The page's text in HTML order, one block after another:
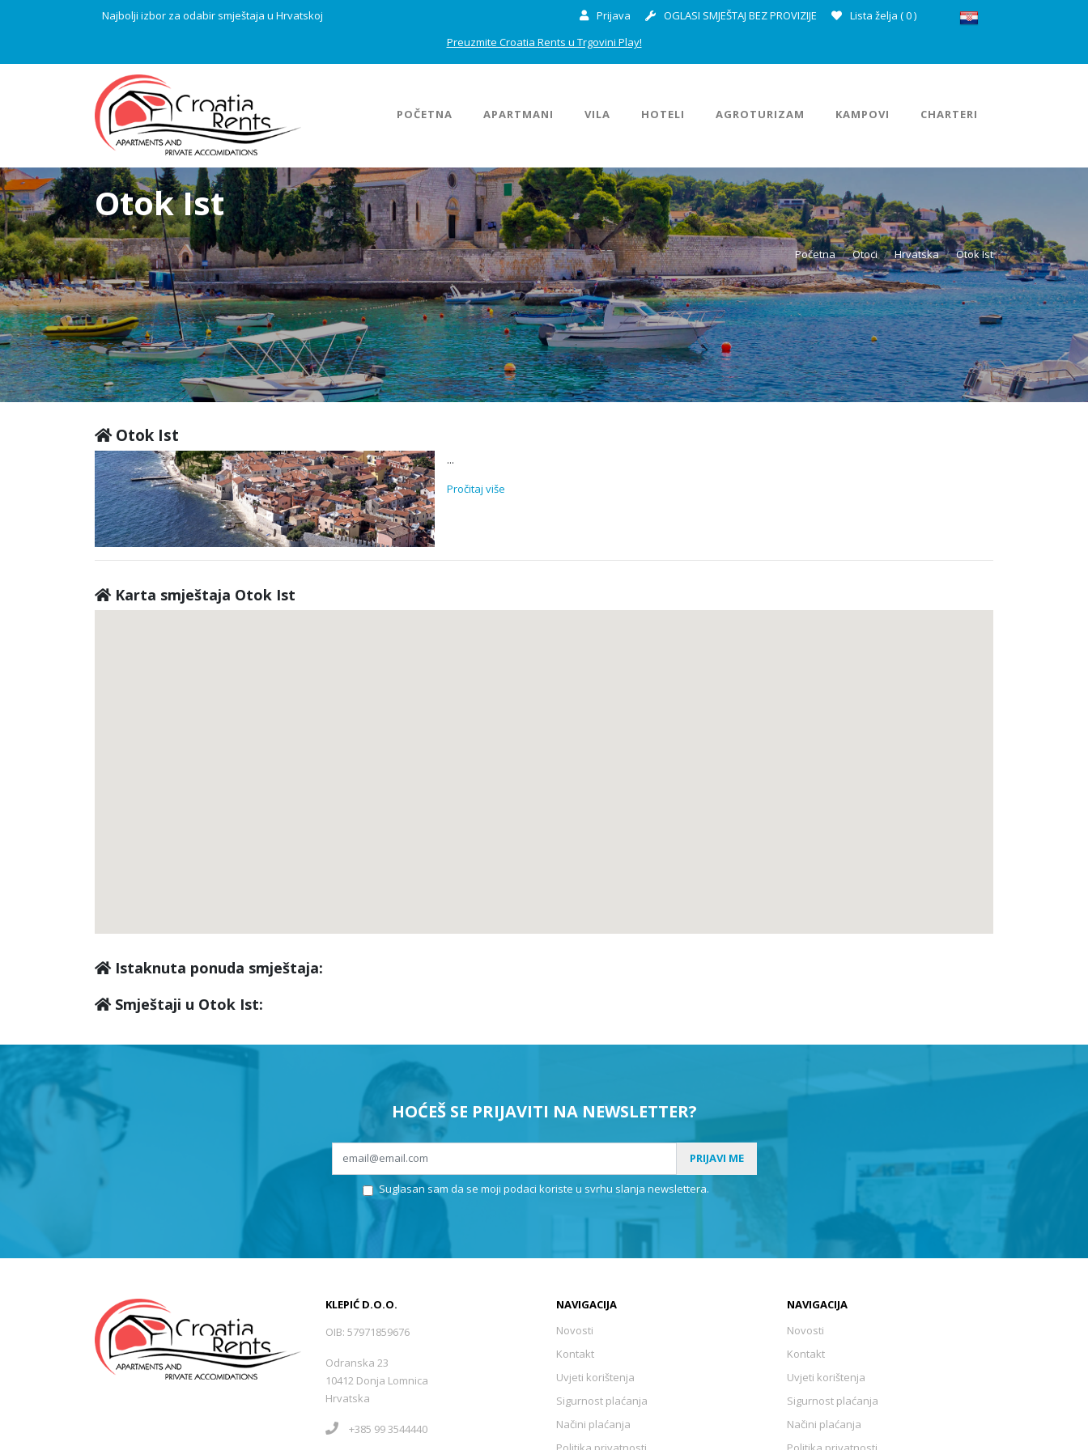
Najbolji izbor za odabir smještaja u Hrvatskoj Prijava OGLASI SMJEŠTAJ BEZ PROVIZIJE Lista želja (0)
Preuzmite Croatia Rents u Trgovini Play!
POČETNA APARTMANI VILA HOTELI AGROTURIZAM KAMPOVI CHARTERI
Otok Ist
Početna Otoci Hrvatska Otok Ist
Otok Ist
...
Pročitaj više
Karta smještaja Otok Ist
Istaknuta ponuda smještaja:
Smještaji u Otok Ist:
HOĆEŠ SE PRIJAVITI NA NEWSLETTER?
PRIJAVI ME
Suglasan sam da se moji podaci koriste u svrhu slanja newslettera.
KLEPIĆ D.O.O.
OIB: 57971859676
Odranska 23
10412 Donja Lomnica
Hrvatska
+385 99 3544440
NAVIGACIJA
Novosti
Kontakt
Uvjeti korištenja
Sigurnost plaćanja
Načini plaćanja
NAVIGACIJA
Novosti
Kontakt
Uvjeti korištenja
Sigurnost plaćanja
Načini plaćanja